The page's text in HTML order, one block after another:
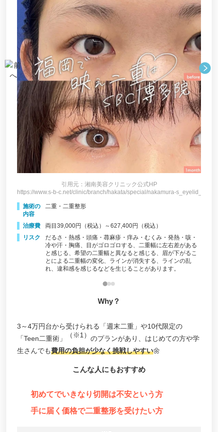
一番街総合診療所
小倉美容外科ネビュラクリニック
共立美容外科福岡院
TCB東京中央美容外科福岡天神院
BEAUTY TUNING CLINIC（ビューティチューニン
グクリニック）
ベテルクリニック
藤野クリニック
博多天神スキンクリニック
福嶋美容外科クリニック
東郷美容形成外科福岡
サクラアズクリニック 天神院
水の森美容クリニック福岡院
天神形成外科クリニック
竹田津医院
飯尾形成外科クリニック
ヤグビューティークリニック 福岡（YAG BEAUTY
福岡大学病院 形成外科・美容外科
田原形成クリニック
THE CLINIC福岡
ルラ美容クリニック 福岡天神院
引用元：湘南美容クリニック公式HP
https://www.s-b-c.net/clinic/branch/hakata/special/nakamura-
施術の
内容
二重・二重整形
治療費
両目39,000円（税込）～627,400円（税込）
リスク
だるさ・熱感・頭痛・蕁麻疹・痒み・むくみ・発熱・咳・
冷や汗・胸痛、目がゴロゴロする、二重幅に左右差がある
と感じる、希望の二重幅と異なると感じる、眉が下がるこ
とによる二重幅の変化、ラインが消失する、ラインの乱
れ、違和感を感じるなどを生じることがあります。
Why？
3～4万円台から受けられる「週末二重」や10代限定の
「Teen二重術」
（※1） のプランがあり、はじめての方や学
生さんでも費用の負担が少なく挑戦しやすい🌼
こんな人にもおすすめ
初めてでいきなり切開は不安という方
手に届く価格で二重整形を受けたい方